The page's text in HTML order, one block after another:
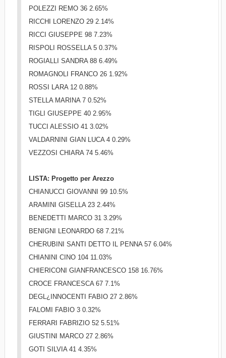
POLEZZI REMO 36 2.65%
RICCHI LORENZO 29 2.14%
RICCI GIUSEPPE 98 7.23%
RISPOLI ROSSELLA 5 0.37%
ROGIALLI SANDRA 88 6.49%
ROMAGNOLI FRANCO 26 1.92%
ROSSI LARA 12 0.88%
STELLA MARINA 7 0.52%
TIGLI GIUSEPPE 40 2.95%
TUCCI ALESSIO 41 3.02%
VALDARNINI GIAN LUCA 4 0.29%
VEZZOSI CHIARA 74 5.46%
LISTA: Progetto per Arezzo
CHIANUCCI GIOVANNI 99 10.5%
ARAMINI GISELLA 23 2.44%
BENEDETTI MARCO 31 3.29%
BENIGNI LEONARDO 68 7.21%
CHERUBINI SANTI DETTO IL PENNA 57 6.04%
CHIANINI CINO 104 11.03%
CHIERICONI GIANFRANCESCO 158 16.76%
CROCE FRANCESCA 67 7.1%
DEGL¿INNOCENTI FABIO 27 2.86%
FALOMI FABIO 3 0.32%
FERRARI FABRIZIO 52 5.51%
GIUSTINI MARCO 27 2.86%
GOTI SILVIA 41 4.35%